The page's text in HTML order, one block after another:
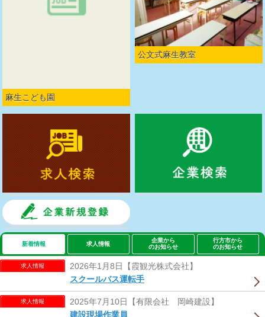
麻生こども園
公文式麻生教室
新着情報 求人情報
企業から
のお知らせ
行方市から
のお知らせ
求人情報
2026年1月8日【霞観光株式会社】
スクールバス運転手
求人情報
2025年7月10日【有限会社 岡崎建設】
建設現場作業員